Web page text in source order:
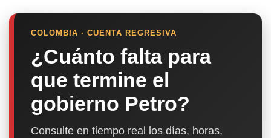
COLOMBIA · CUENTA REGRESIVA
¿Cuánto falta para
que termine el
gobierno Petro?
Consulte en tiempo real los días, horas,